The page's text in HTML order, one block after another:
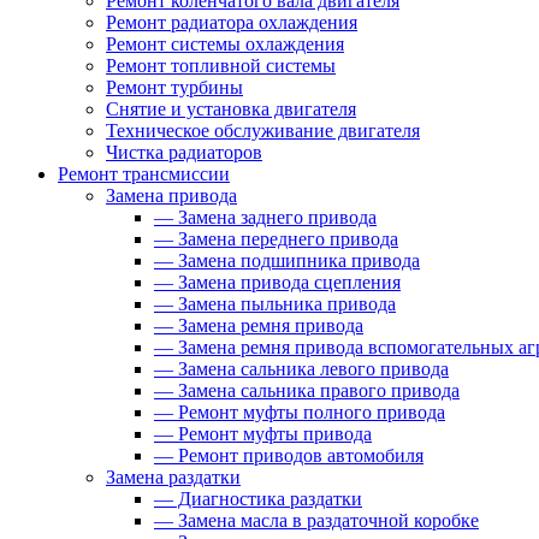
Ремонт радиатора охлаждения
Ремонт системы охлаждения
Ремонт топливной системы
Ремонт турбины
Снятие и установка двигателя
Техническое обслуживание двигателя
Чистка радиаторов
Ремонт трансмиссии
Замена привода
— Замена заднего привода
— Замена переднего привода
— Замена подшипника привода
— Замена привода сцепления
— Замена пыльника привода
— Замена ремня привода
— Замена ремня привода вспомогательных
— Замена сальника левого привода
— Замена сальника правого привода
— Ремонт муфты полного привода
— Ремонт муфты привода
— Ремонт приводов автомобиля
Замена раздатки
— Диагностика раздатки
— Замена масла в раздаточной коробке